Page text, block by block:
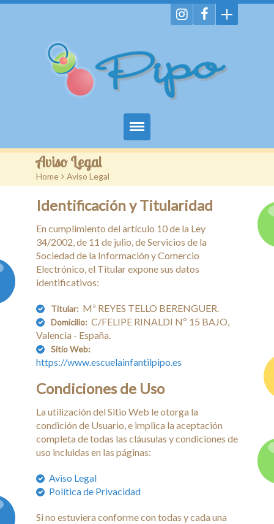
Home
Servicios
Imágenes
Enlaces
Promociones
Contacto
Aviso Legal
Home > Aviso Legal
Identificación y Titularidad
En cumplimiento del artículo 10 de la Ley
34/2002, de 11 de julio, de Servicios de la
Sociedad de la Información y Comercio
Electrónico, el Titular expone sus datos
identificativos:
Titular: Mª REYES TELLO BERENGUER.
Domicilio: C/FELIPE RINALDI Nº 15 BAJO,
Valencia - España.
Sitio Web:
https://www.escuelainfantilpipo.es
Condiciones de Uso
La utilización del Sitio Web le otorga la
condición de Usuario, e implica la aceptación
completa de todas las cláusulas y condiciones de
uso incluidas en las páginas:
Aviso Legal
Política de Privacidad
Si no estuviera conforme con todas y cada una